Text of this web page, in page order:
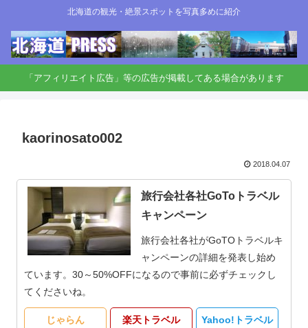
北海道の観光・絶景スポットを写真多めに紹介
「アフィリエイト広告」等の広告が掲載してある場合があります
kaorinosato002
2018.04.07
旅行会社各社GoToトラベル
キャンペーン
旅行会社各社がGoTOトラベルキ
ャンペーンの詳細を発表し始め
ています。30～50%OFFになるので事前に必ずチェックし
てくださいね。
じゃらん 楽天トラベル Yahoo!トラベル